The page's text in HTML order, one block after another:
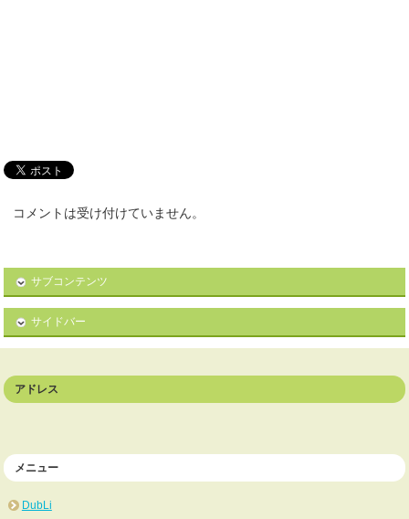
コメントは受け付けていません。
サブコンテンツ
サイドバー
アドレス
メニュー
DubLi